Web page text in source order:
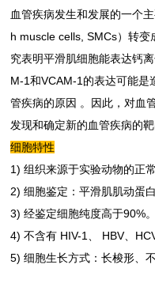
血管疾病发生和发展的一个
h muscle cells, SMCs）转
究表明平滑肌细胞能表达钙
M-1和VCAM-1的表达可能是
管疾病的原因 。 因此，对血
发现和确定新的血管疾病的靶
细胞特性
1) 组织来源于实验动物的正
2) 细胞鉴定：平滑肌肌动蛋
3) 经鉴定细胞纯度高于90%。
4) 不含有 HIV-1、 HBV、
5) 细胞生长方式：长梭形、